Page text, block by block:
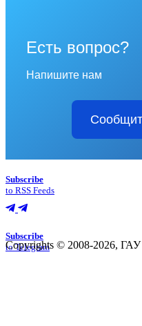
Есть вопрос?
Напишите нам
Subscribe
to RSS Feeds
Subscribe
to Telegram
Copyrights © 2008-2026, ГАУ